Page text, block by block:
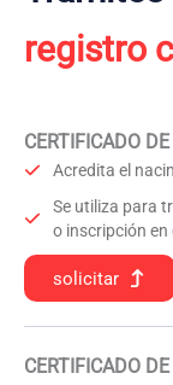
registro
CERTIFICADO
Acredita el
Se utiliza para
o inscripción
solicitar
CERTIFICADO